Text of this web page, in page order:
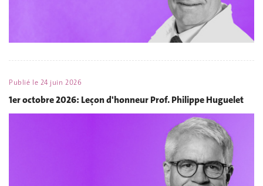
Publié le 24 juin 2026
1er octobre 2026: Leçon d'honneur Prof. Philippe Huguelet